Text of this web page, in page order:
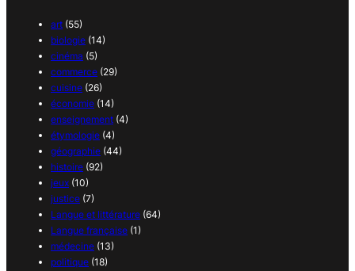
art (55)
biologie (14)
cinéma (5)
commerce (29)
cuisine (26)
économie (14)
enseignement (4)
étymologie (4)
géographie (44)
histoire (92)
jeux (10)
justice (7)
Langue et littérature (64)
Langue française (1)
médecine (13)
politique (18)